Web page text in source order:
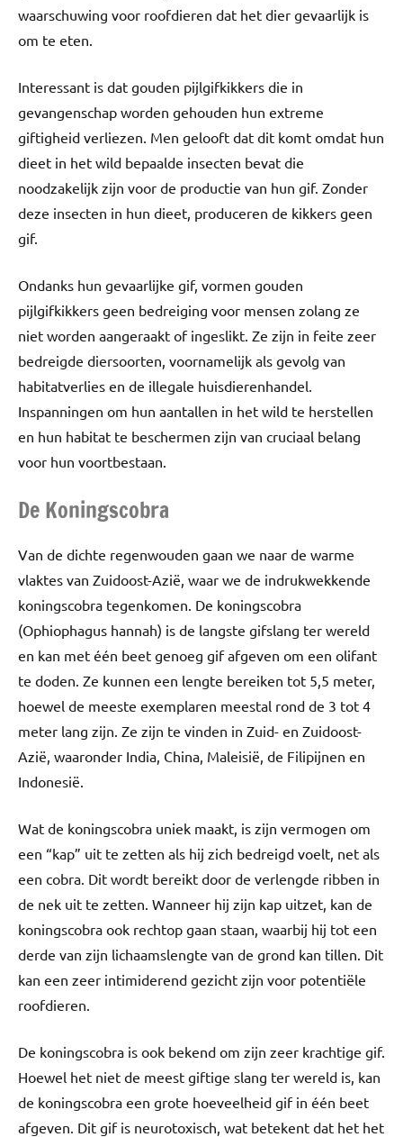
waarschuwing voor roofdieren dat het dier gevaarlijk is
om te eten.
Interessant is dat gouden pijlgifkikkers die in
gevangenschap worden gehouden hun extreme
giftigheid verliezen. Men gelooft dat dit komt omdat hun
dieet in het wild bepaalde insecten bevat die
noodzakelijk zijn voor de productie van hun gif. Zonder
deze insecten in hun dieet, produceren de kikkers geen
gif.
Ondanks hun gevaarlijke gif, vormen gouden
pijlgifkikkers geen bedreiging voor mensen zolang ze
niet worden aangeraakt of ingeslikt. Ze zijn in feite zeer
bedreigde diersoorten, voornamelijk als gevolg van
habitatverlies en de illegale huisdierenhandel.
Inspanningen om hun aantallen in het wild te herstellen
en hun habitat te beschermen zijn van cruciaal belang
voor hun voortbestaan.
De Koningscobra
Van de dichte regenwouden gaan we naar de warme
vlaktes van Zuidoost-Azië, waar we de indrukwekkende
koningscobra tegenkomen. De koningscobra
(Ophiophagus hannah) is de langste gifslang ter wereld
en kan met één beet genoeg gif afgeven om een olifant
te doden. Ze kunnen een lengte bereiken tot 5,5 meter,
hoewel de meeste exemplaren meestal rond de 3 tot 4
meter lang zijn. Ze zijn te vinden in Zuid- en Zuidoost-
Azië, waaronder India, China, Maleisië, de Filipijnen en
Indonesië.
Wat de koningscobra uniek maakt, is zijn vermogen om
een “kap” uit te zetten als hij zich bedreigd voelt, net als
een cobra. Dit wordt bereikt door de verlengde ribben in
de nek uit te zetten. Wanneer hij zijn kap uitzet, kan de
koningscobra ook rechtop gaan staan, waarbij hij tot een
derde van zijn lichaamslengte van de grond kan tillen. Dit
kan een zeer intimiderend gezicht zijn voor potentiële
roofdieren.
De koningscobra is ook bekend om zijn zeer krachtige gif.
Hoewel het niet de meest giftige slang ter wereld is, kan
de koningscobra een grote hoeveelheid gif in één beet
afgeven. Dit gif is neurotoxisch, wat betekent dat het het